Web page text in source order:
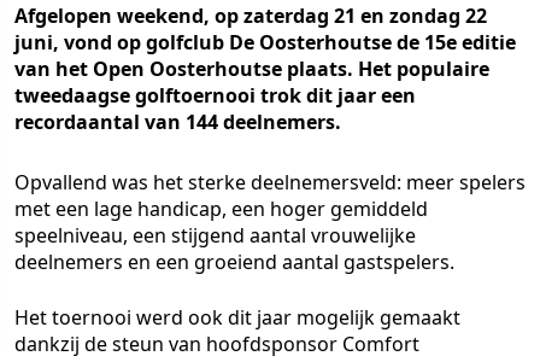
Afgelopen weekend, op zaterdag 21 en zondag 22
juni, vond op golfclub De Oosterhoutse de 15e editie
van het Open Oosterhoutse plaats. Het populaire
tweedaagse golftoernooi trok dit jaar een
recordaantal van 144 deelnemers.
Opvallend was het sterke deelnemersveld: meer spelers
met een lage handicap, een hoger gemiddeld
speelniveau, een stijgend aantal vrouwelijke
deelnemers en een groeiend aantal gastspelers.
Het toernooi werd ook dit jaar mogelijk gemaakt
dankzij de steun van hoofdsponsor Comfort